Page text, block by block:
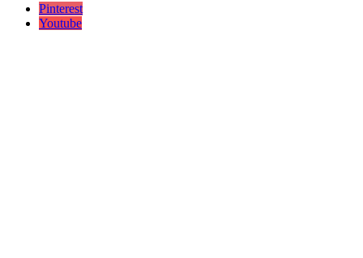
Pinterest
Youtube